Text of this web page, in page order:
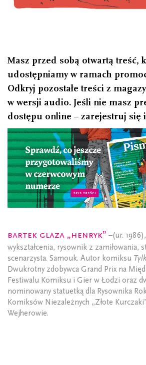
Masz przed sobą otwartą treść,
udostępniamy w ramach
Odkryj pozostałe treści z
w wersji audio. Jeśli nie masz
dostępu online – zarejestruj się i
Bartek Glaza „Henryk” –(ur.
wykształcenia, rysownik z zamiłowania,
scenarzysta. Samouk. Autor komiksu
Dwukrotny zdobywca Grand Prix na
Festiwalu Komiksu i Gier w Łodzi oraz
nominowany statuetką dla Rysownika
Komiksów Niezależnych „Złote
Wejherowie.